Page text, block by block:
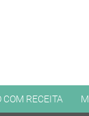
RECEITA